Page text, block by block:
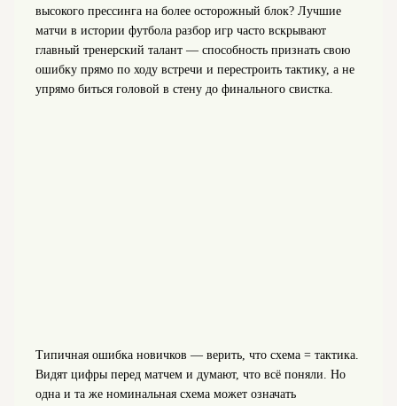
высокого прессинга на более осторожный блок? Лучшие
матчи в истории футбола разбор игр часто вскрывают
главный тренерский талант — способность признать свою
ошибку прямо по ходу встречи и перестроить тактику, а не
упрямо биться головой в стену до финального свистка.
Типичная ошибка новичков — верить, что схема = тактика.
Видят цифры перед матчем и думают, что всё поняли. Но
одна и та же номинальная схема может означать